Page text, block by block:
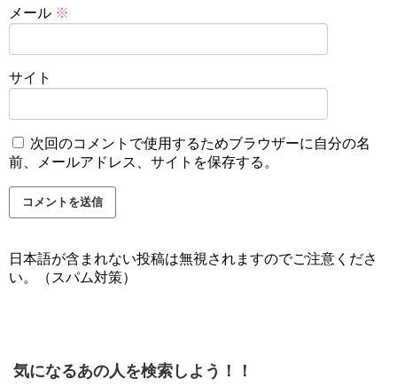
メール ※
サイト
次回のコメントで使用するためブラウザーに自分の名
前、メールアドレス、サイトを保存する。
日本語が含まれない投稿は無視されますのでご注意くださ
い。（スパム対策）
気になるあの人を検索しよう！！